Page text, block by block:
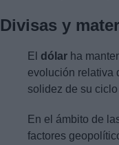
Divisas y
El dólar ha
evolución relativa
solidez de su
En el ámbito de
factores